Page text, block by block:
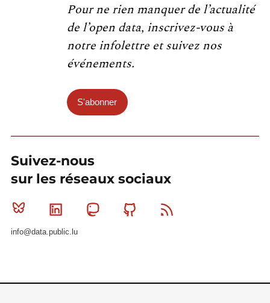
Pour ne rien manquer de l’actualité
de l’open data, inscrivez-vous à
notre infolettre et suivez nos
événements.
S'abonner
Suivez-nous
sur les réseaux sociaux
Bluesky Linkedin MastodonGithub
info@data.public.lu